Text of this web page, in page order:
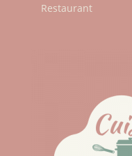
Restaurant